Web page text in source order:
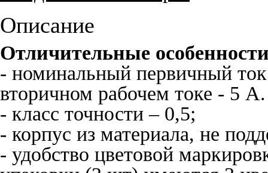
Описание
Отличительные
- номинальный первичный
вторичном рабочем токе - 5 А.
- класс точности – 0,5;
- корпус из материала, не
- удобство цветовой